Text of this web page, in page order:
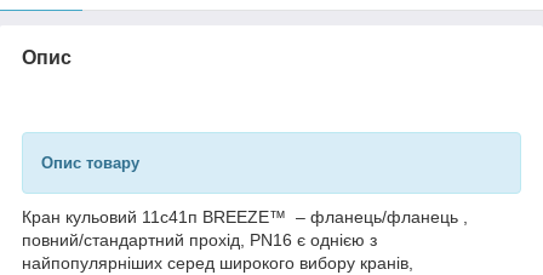
Опис
Опис товару
Кран кульовий 11с41п BREEZE™ – фланець/фланець ,
повний/стандартний прохід, PN16 є однією з
найпопулярніших серед широкого вибору кранів,